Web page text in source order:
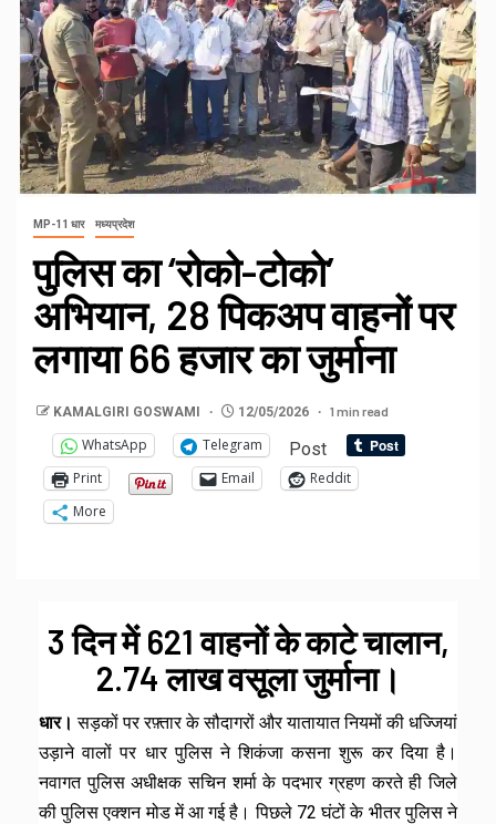
MP-11 धार मध्यप्रदेश
पुलिस का ‘रोको-टोको’
अभियान, 28 पिकअप वाहनों पर
लगाया 66 हजार का जुर्माना
KAMALGIRI GOSWAMI 12/05/2026 1 min read
WhatsApp Telegram Post
Print Email
Reddit
More
3 दिन में 621 वाहनों के काटे चालान,
2.74 लाख वसूला जुर्माना।
धार। सड़कों पर रफ़्तार के सौदागरों और यातायात नियमों की धज्जियां
उड़ाने वालों पर धार पुलिस ने शिकंजा कसना शुरू कर दिया है।
नवागत पुलिस अधीक्षक सचिन शर्मा के पदभार ग्रहण करते ही जिले
की पुलिस एक्शन मोड में आ गई है। पिछले 72 घंटों के भीतर पुलिस ने